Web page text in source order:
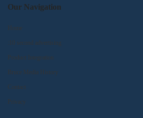
Our Navigation
Home
:10 second advertising
Product Integration
Bruce Media History
Contact
Privacy